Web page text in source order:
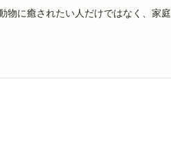
物に癒されたい人だけではなく、家庭